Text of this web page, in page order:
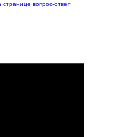
вопрос-ответ